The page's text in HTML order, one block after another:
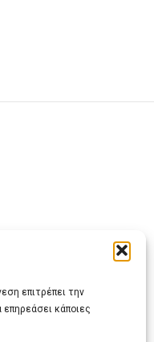
επιτρέπει την
κάποιες